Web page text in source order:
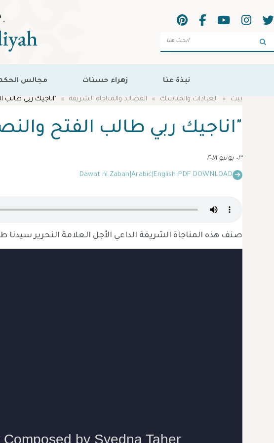
نبذة عنا زهراء حسنات مجالس
بيت العبادات والمناسك القصائد والمناجاة الشريفة "اناجيك ربي طالب
"اناجيك ربي طالب الفتح
٠٣ يونيو ٢٠١٨
PDF DOWNLOAD:
English
Arabic
Dawat ni Zaban
صنف هذه المناجاة الشريفة الداعي الأجل العلامة النحرير سيدنا طاهر فخر الدين طع بمناسبة ليلة